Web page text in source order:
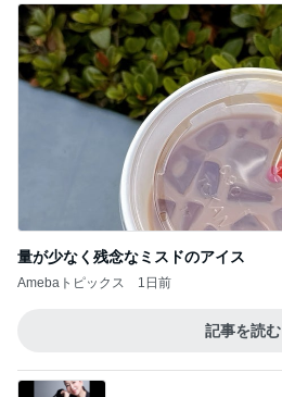
量が少なく残念なミスドのアイス
Amebaトピックス 1日前
記事を読む